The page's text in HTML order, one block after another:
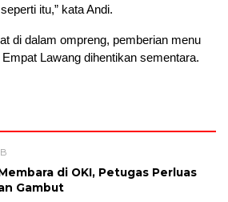
itu,” kata Andi.
di dalam ompreng, pemberian menu
Lawang dihentikan sementara.
di OKI, Petugas Perluas
Gambut